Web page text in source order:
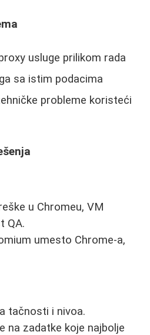
usluge prilikom rada
sa istim podacima
probleme koristeći
u Chromeu, VM
QA.
umesto Chrome-a,
tačnosti i nivoa.
na zadatke koje najbolje